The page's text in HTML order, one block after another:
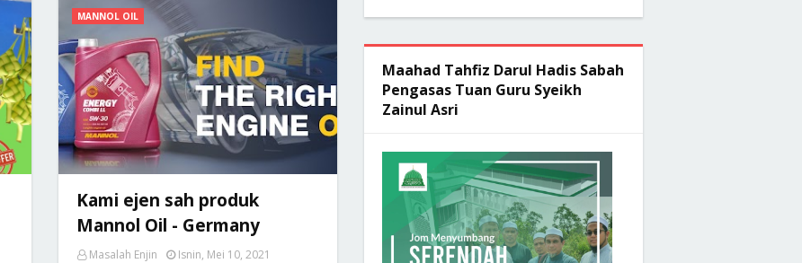
MANNOL OIL
Kami ejen sah produk
Mannol Oil - Germany
Masalah Enjin
Isnin, Mei 10, 2021
Maahad Tahfiz Darul Hadis Sabah
Pengasas Tuan Guru Syeikh
Zainul Asri